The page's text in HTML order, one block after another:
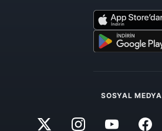
SOSYAL MEDYA